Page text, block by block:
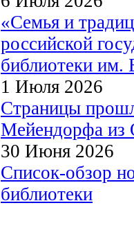
«Семья и
российской
библиотеки им.
1 Июля 2026
Страницы
Мейендорфа из
30 Июня 2026
Список-обзор
библиотеки